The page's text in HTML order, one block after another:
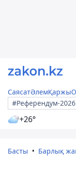
СаясатӘлемҚаржы
#Референдум-2026
+26°
Басты Барлық